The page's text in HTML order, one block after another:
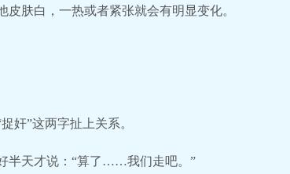
肤白，一热或者紧张就会有明显变化。
奸”这两字扯上关系。
半天才说：“算了……我们走吧。”